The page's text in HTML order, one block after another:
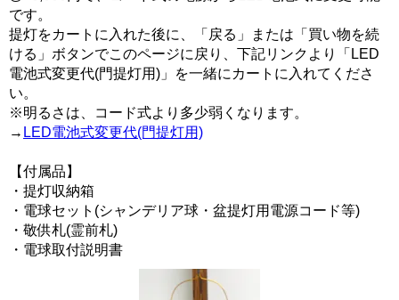
です。
提灯をカートに入れた後に、「戻る」または「買い物を続
ける」ボタンでこのページに戻り、下記リンクより「LED
電池式変更代(門提灯用)」を一緒にカートに入れてくださ
い。
※明るさは、コード式より多少弱くなります。
→ LED電池式変更代(門提灯用)
【付属品】
・提灯収納箱
・電球セット(シャンデリア球・盆提灯用電源コード等)
・敬供札(霊前札)
・電球取付説明書